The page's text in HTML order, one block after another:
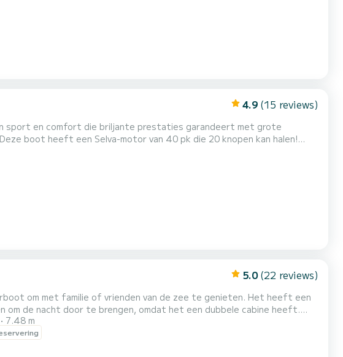
4.9 (15 reviews)
sport en comfort die briljante prestaties garandeert met grote
boot heeft een Selva-motor van 40 pk die 20 knopen kan halen!
5.0 (22 reviews)
met familie of vrienden van de zee te genieten. Het heeft een
om de nacht door te brengen, omdat het een dubbele cabine heeft.
bediening en comfort tijdens de navigatie. Krachtige motor van
4 mijl. Elektronica van de nieuwste generatie. Comfortabe...
7.48 m